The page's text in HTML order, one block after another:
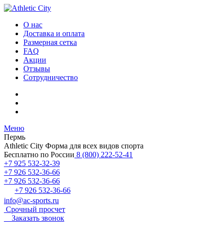
О нас
Доставка и оплата
Размерная сетка
FAQ
Акции
Отзывы
Сотрудничество
Меню
Пермь
Athletic City Форма для всех видов спорта
Бесплатно по России 8 (800) 222-52-41
+7 925 532-32-39
+7 926 532-36-66
+7 926 532-36-66
+7 926 532-36-66
info@ac-sports.ru
Срочный просчет
Заказать звонок